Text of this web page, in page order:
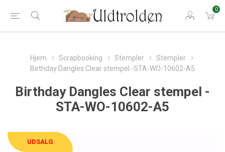
0
Hjem Scrapbooking Stempler
Stempler
Birthday Dangles Clear stempel -STA-WO-10602-A5
Birthday Dangles Clear stempel -
STA-WO-10602-A5
UDSALG